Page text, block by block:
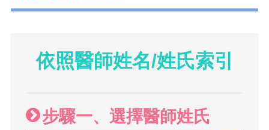
依照醫師姓名/姓氏索引
步驟一、選擇醫師姓氏